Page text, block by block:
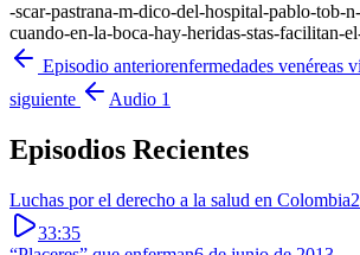
-scar-pastrana-m-dico-del-hospital-pablo-tob-
cuando-en-la-boca-hay-heridas-stas-facilitan-
Episodio anteriorenfermedades venéreas
siguiente
Audio 1
Episodios Recientes
Luchas por el derecho a la salud en Colombia
33:35